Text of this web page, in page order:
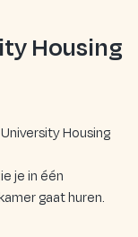
Housing
Housing
je in één
gaat huren.